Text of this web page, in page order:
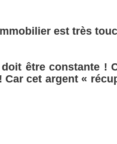
est très
être constante !
cet argent «